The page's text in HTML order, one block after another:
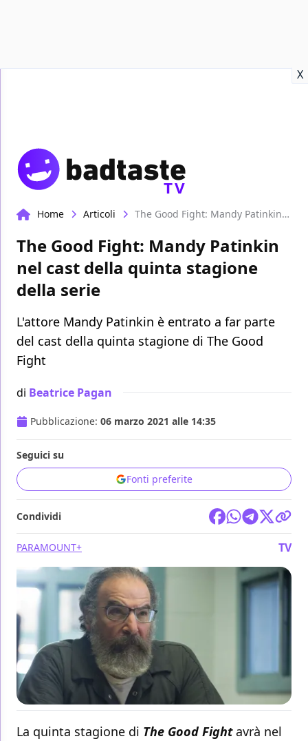
X
TV
Home Articoli The Good Fight: Mandy Patinkin nel cast della quinta stagione della serie
The Good Fight: Mandy Patinkin
nel cast della quinta stagione
della serie
L'attore Mandy Patinkin è entrato a far parte
del cast della quinta stagione di The Good
Fight
di Beatrice Pagan
Pubblicazione: 06 marzo 2021 alle 14:35
Seguici su
Fonti preferite
Condividi
PARAMOUNT+ TV
La quinta stagione di The Good Fightavrà nel